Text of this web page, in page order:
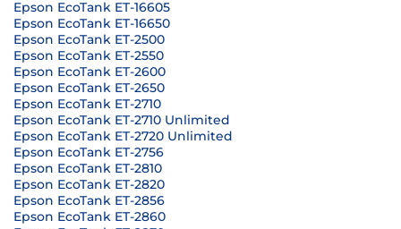
Epson EcoTank ET-16605
Epson EcoTank ET-16650
Epson EcoTank ET-2500
Epson EcoTank ET-2550
Epson EcoTank ET-2600
Epson EcoTank ET-2650
Epson EcoTank ET-2710
Epson EcoTank ET-2710 Unlimited
Epson EcoTank ET-2720 Unlimited
Epson EcoTank ET-2756
Epson EcoTank ET-2810
Epson EcoTank ET-2820
Epson EcoTank ET-2856
Epson EcoTank ET-2860